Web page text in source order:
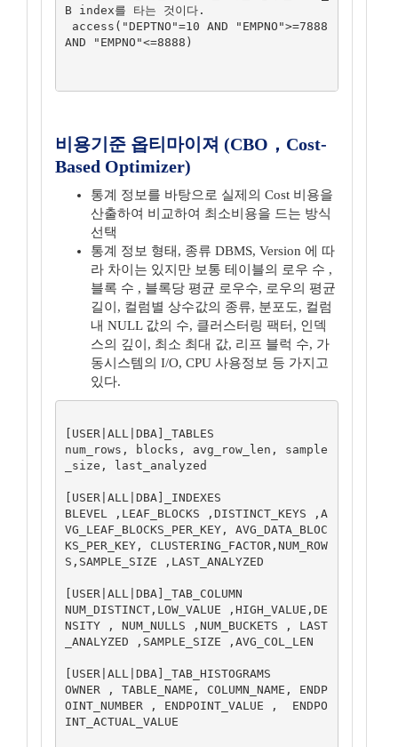
B index를 타는 것이다.
AND "EMPNO"<=8888)
비용기준 옵티마이져 (CBO，Cost-
Based Optimizer)
통계 정보를 바탕으로 실제의 Cost 비용을
산출하여 비교하여 최소비용을 드는 방식
선택
통계 정보 형태, 종류 DBMS, Version 에 따
라 차이는 있지만 보통 테이블의 로우 수 ,
블록 수 , 블록당 평균 로우수, 로우의 평균
길이, 컬럼별 상수값의 종류, 분포도, 컬럼
내 NULL 값의 수, 클러스터링 팩터, 인덱
스의 깊이, 최소 최대 값, 리프 블럭 수, 가
동시스템의 I/O, CPU 사용정보 등 가지고
있다.
[USER|ALL|DBA]_TABLES
num_rows, blocks, avg_row_len, sample
_size, last_analyzed
[USER|ALL|DBA]_INDEXES
BLEVEL ,LEAF_BLOCKS ,DISTINCT_KEYS ,A
VG_LEAF_BLOCKS_PER_KEY, AVG_DATA_BLOC
KS_PER_KEY, CLUSTERING_FACTOR,NUM_ROW
S,SAMPLE_SIZE ,LAST_ANALYZED
[USER|ALL|DBA]_TAB_COLUMN
NUM_DISTINCT,LOW_VALUE ,HIGH_VALUE,DE
NSITY , NUM_NULLS ,NUM_BUCKETS , LAST
_ANALYZED ,SAMPLE_SIZE ,AVG_COL_LEN
[USER|ALL|DBA]_TAB_HISTOGRAMS
OWNER , TABLE_NAME, COLUMN_NAME, ENDP
OINT_NUMBER , ENDPOINT_VALUE ,  ENDPO
INT_ACTUAL_VALUE